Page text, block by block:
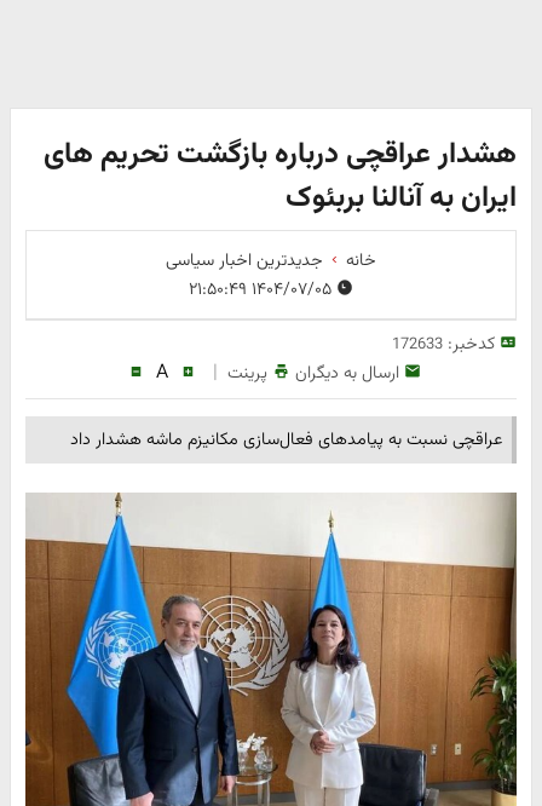
هشدار عراقچی درباره بازگشت تحریم های
ایران به آنالنا بربئوک
خانه
جدیدترین اخبار سیاسی
۱۴۰۴/۰۷/۰۵ ۲۱:۵۰:۴۹
کدخبر:172633
ارسال به دیگران پرینت |
A
عراقچی نسبت به پیامدهای فعال‌سازی مکانیزم ماشه هشدار داد